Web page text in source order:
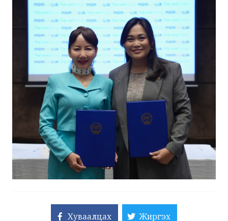
Хуваалцах Жиргэх